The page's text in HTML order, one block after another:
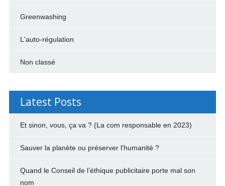
Greenwashing
L'auto-régulation
Non classé
Latest Posts
Et sinon, vous, ça va ? (La com responsable en 2023)
Sauver la planète ou préserver l'humanité ?
Quand le Conseil de l’éthique publicitaire porte mal son
nom